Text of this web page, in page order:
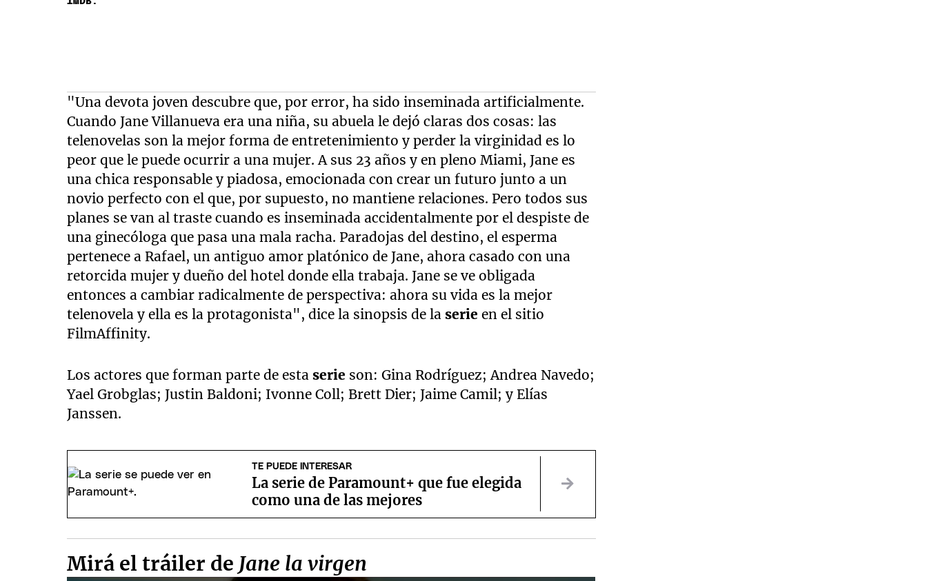
"Una devota joven descubre que, por error, ha sido inseminada artificialmente.
Cuando Jane Villanueva era una niña, su abuela le dejó claras dos cosas: las
telenovelas son la mejor forma de entretenimiento y perder la virginidad es lo
peor que le puede ocurrir a una mujer. A sus 23 años y en pleno Miami, Jane es
una chica responsable y piadosa, emocionada con crear un futuro junto a un
novio perfecto con el que, por supuesto, no mantiene relaciones. Pero todos sus
planes se van al traste cuando es inseminada accidentalmente por el despiste de
una ginecóloga que pasa una mala racha. Paradojas del destino, el esperma
pertenece a Rafael, un antiguo amor platónico de Jane, ahora casado con una
retorcida mujer y dueño del hotel donde ella trabaja. Jane se ve obligada
entonces a cambiar radicalmente de perspectiva: ahora su vida es la mejor
telenovela y ella es la protagonista", dice la sinopsis de laserie en el sitio
FilmAffinity.
Los actores que forman parte de estaserie son: Gina Rodríguez; Andrea Navedo;
Yael Grobglas; Justin Baldoni; Ivonne Coll; Brett Dier; Jaime Camil; y Elías
Janssen.
TE PUEDE INTERESAR
La serie de Paramount+ que fue elegida
como una de las mejores
Mirá el tráiler de Jane la virgen